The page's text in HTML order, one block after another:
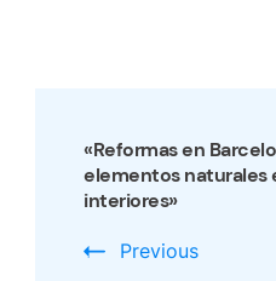
Navigation
«Reformas en
elementos naturales
interiores»
Previous